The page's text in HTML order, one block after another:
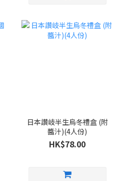
日本讚岐半生烏冬禮盒 (附
醬汁)(4人份)
HK$78.00